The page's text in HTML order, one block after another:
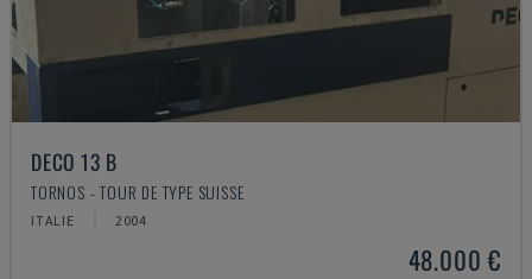
DECO 13 B
TORNOS - TOUR DE TYPE SUISSE
ITALIE 2004
48.000 €